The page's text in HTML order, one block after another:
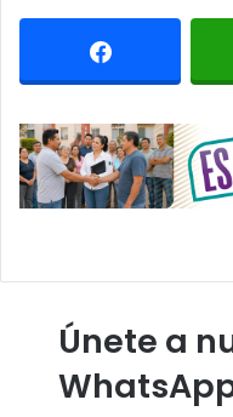
Únete a
WhatsApp